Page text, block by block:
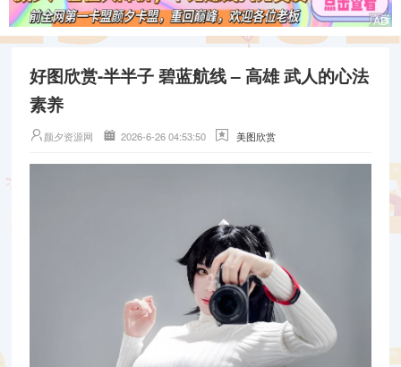
好图欣赏-半半子 碧蓝航线 – 高雄 武人的心法
素养
颜夕资源网 2026-6-26 04:53:50 美图欣赏